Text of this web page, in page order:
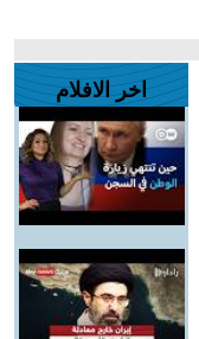
اخر الافلام